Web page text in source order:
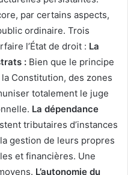
par certains aspects,
ordinaire. Trois
l’État de droit : La
: Bien que le principe
Constitution, des zones
totalement le juge
La dépendance
tributaires d’instances
gestion de leurs propres
et financières. Une
L’autonomie du